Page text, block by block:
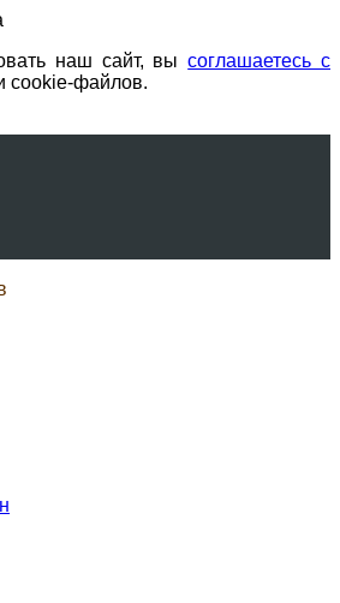
наш сайт, высоглашаетесь с
cookie-файлов.